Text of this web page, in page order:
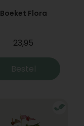
Boeket Flora
23,95
Bestel